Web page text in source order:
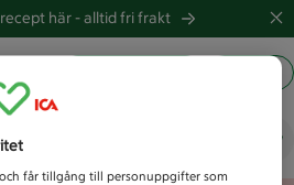
här -alltid fri frakt
idag?
får tillgång till personuppgifter som